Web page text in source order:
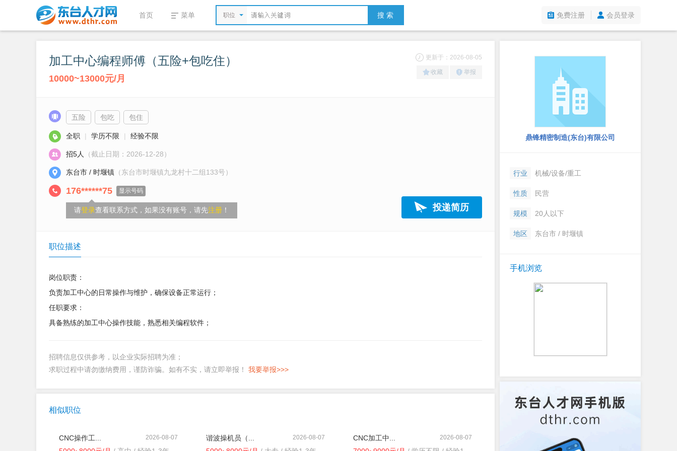
首页 菜单 职位 搜 索 免费注册 会员登录
加工中心编程师傅（五险+包吃住）
10000~13000元/月
更新于：2026-08-05
收藏 举报
五险 包吃 包住
全职 | 学历不限 | 经验不限
招5人 （截止日期：2026-12-28）
东台市 / 时堰镇 （东台市时堰镇九龙村十二组133号）
176******75 显示号码
请登录查看联系方式，如果没有账号，请先注册 ！ 投递简历
职位描述
岗位职责：
负责加工中心的日常操作与维护，确保设备正常运行；
任职要求：
具备熟练的加工中心操作技能，熟悉相关编程软件；
招聘信息仅供参考，以企业实际招聘为准；
求职过程中请勿缴纳费用，谨防诈骗。如有不实，请立即举报！ 我要举报>>>
相似职位
2026-08-07
CNC操作工...
2026-08-07
谐波操机员（...
2026-08-07
CNC加工中...
鼎锋精密制造(东台)有限公司
行业 机械/设备/重工
性质 民营
规模 20人以下
地区 东台市 / 时堰镇
手机浏览